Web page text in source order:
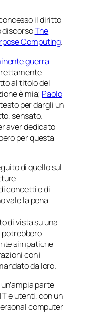
il diritto
discorsoThe
Computing.
guerra
al titolo del
è mia; Paolo
per dargli un
sensato.
aver dedicato
per questa
di quello sul
concetti e di
vale la pena
di vista su una
potrebbero
simpatiche
con i
da loro.
un’ampia parte
e utenti, con un
computer